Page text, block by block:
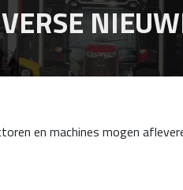
en machines mogen